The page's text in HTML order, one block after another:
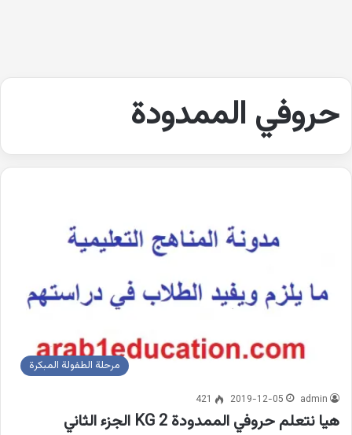
حروفي الممدودة
مرحلة الطفولة المبكرة
admin
2019-12-05
421
هيا نتعلم حروفي الممدودة KG 2 الجزء الثاني